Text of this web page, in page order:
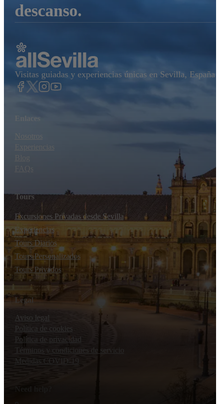
descanso.
Visitas guiadas y experiencias únicas en Sevilla, España
Enlaces
Nosotros
Experiencias
Blog
FAQs
Tours
Excursiones Privadas desde Sevilla
Experiencias
Tours Diarios
Tours Personalizados
Tours Privados
Legal
Aviso legal
Política de cookies
Política de privacidad
Términos y condiciones de servicio
Medidas COVID-19